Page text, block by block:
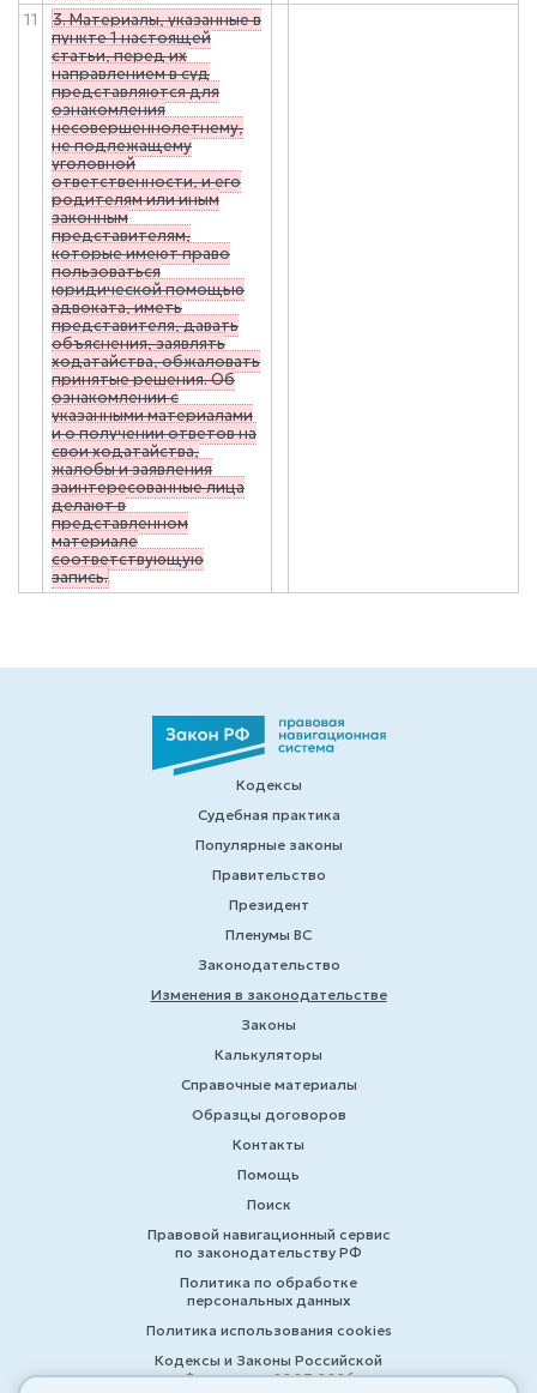
11
3. Материалы, указанные в
пункте 1 настоящей
статьи, перед их
направлением в суд
представляются для
ознакомления
несовершеннолетнему,
не подлежащему
уголовной
ответственности, и его
родителям или иным
законным
представителям,
которые имеют право
пользоваться
юридической помощью
адвоката, иметь
представителя, давать
объяснения, заявлять
ходатайства, обжаловать
принятые решения. Об
ознакомлении с
указанными материалами
и о получении ответов на
свои ходатайства,
жалобы и заявления
заинтересованные лица
делают в
представленном
материале
соответствующую
запись.
Кодексы
Судебная практика
Популярные законы
Правительство
Президент
Пленумы ВС
Законодательство
Изменения в законодательстве
Законы
Калькуляторы
Справочные материалы
Образцы договоров
Контакты
Помощь
Поиск
Правовой навигационный сервис
по законодательству РФ
Политика по обработке
персональных данных
Политика использования cookies
Кодексы и Законы Российской
Федерации 2007-2026